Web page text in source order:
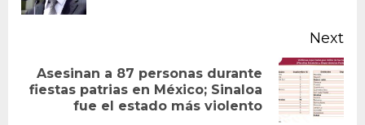
Next
Next
Asesinan a 87 personas durante
fiestas patrias en México; Sinaloa
fue el estado más violento